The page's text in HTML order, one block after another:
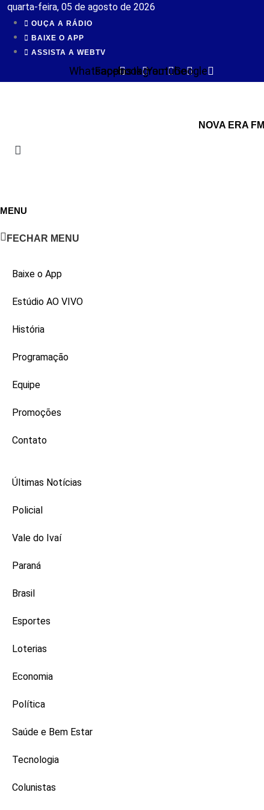
para
conteúdo
quarta-feira, 05 de agosto de 2026
OUÇA A RÁDIO
BAIXE O APP
ASSISTA A WEBTV
WhatsappFacebook
InstagramYoutubeGoogle
NOVA ERA FM
MENU
FECHAR MENU
Baixe o App
Estúdio AO VIVO
História
Programação
Equipe
Promoções
Contato
Últimas Notícias
Policial
Vale do Ivaí
Paraná
Brasil
Esportes
Loterias
Economia
Política
Saúde e Bem Estar
Tecnologia
Colunistas